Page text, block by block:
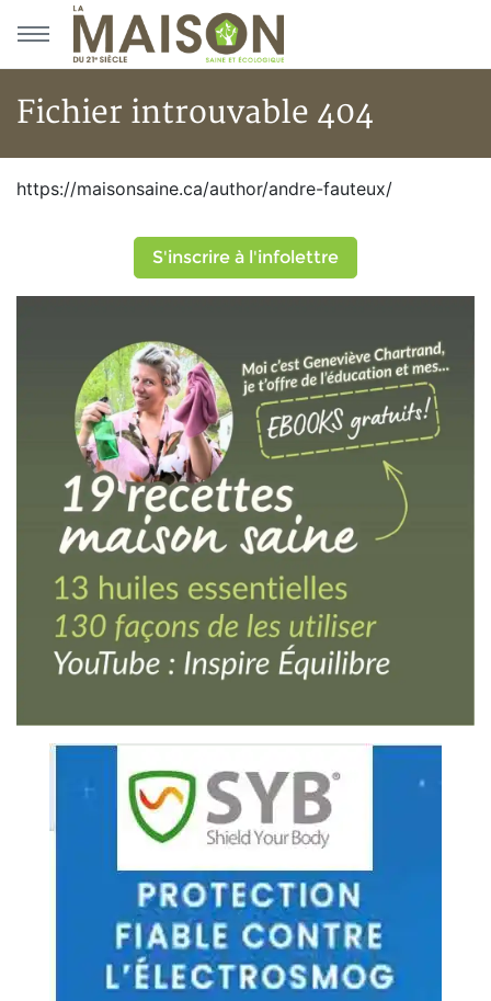
Aller au menu principal
Aller au contenu principal
Fichier introuvable 404
Fichier introuvable 404
https://maisonsaine.ca/author/andre-fauteux/
S'inscrire à l'infolettre